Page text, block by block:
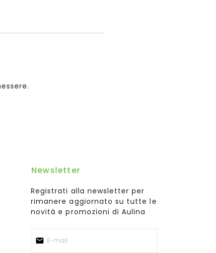
Newsletter
Registrati alla newsletter per
rimanere aggiornato su tutte le
novità e promozioni di Aulina